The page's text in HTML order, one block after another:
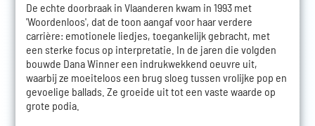
De echte doorbraak in Vlaanderen kwam in 1993 met
'Woordenloos', dat de toon aangaf voor haar verdere
carrière: emotionele liedjes, toegankelijk gebracht, met
een sterke focus op interpretatie. In de jaren die volgden
bouwde Dana Winner een indrukwekkend oeuvre uit,
waarbij ze moeiteloos een brug sloeg tussen vrolijke pop en
gevoelige ballads. Ze groeide uit tot een vaste waarde op
grote podia.